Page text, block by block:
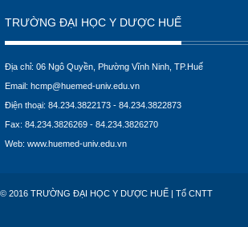
TRƯỜNG ĐẠI HỌC Y DƯỢC HUẾ
Địa chỉ: 06 Ngô Quyền, Phường Vĩnh Ninh, TP.Huế
Email: hcmp@huemed-univ.edu.vn
Điện thoại: 84.234.3822173 - 84.234.3822873
Fax: 84.234.3826269 - 84.234.3826270
Web: www.huemed-univ.edu.vn
© 2016 TRƯỜNG ĐẠI HỌC Y DƯỢC HUẾ | Tổ CNTT